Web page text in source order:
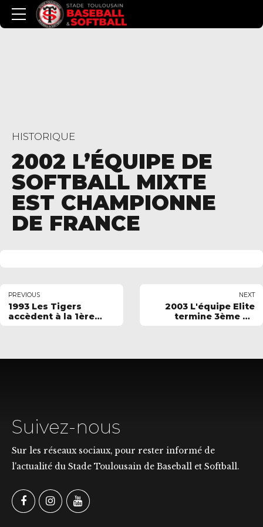
HISTORIQUE
2002 L’ÉQUIPE DE
SOFTBALL MIXTE
EST CHAMPIONNE
DE FRANCE
PREVIOUS
1993 Les Tigers
accèdent à la 1ère
NEXT
2003 L'équipe Elite
termine 3ème du
Suivez-nous
Sur les réseaux sociaux, pour rester informé de
l'actualité du Stade Toulousain de Baseball et Softball.